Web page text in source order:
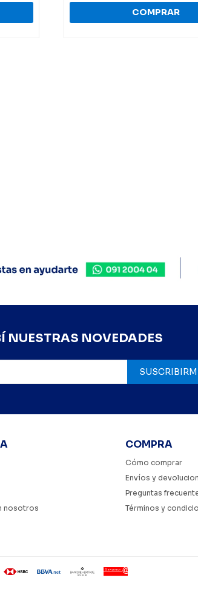
nosotros
COMPRA
Cómo comprar
Envíos y
Preguntas
Términos y
NUESTRAS NOVEDADES